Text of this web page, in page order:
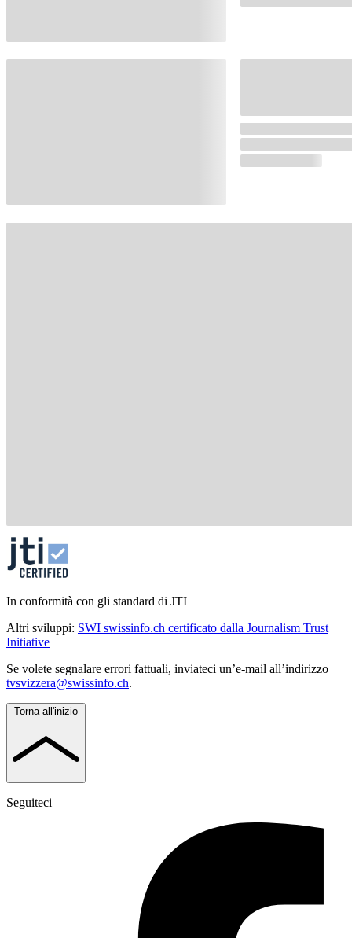
In conformità con gli standard di JTI
Altri sviluppi: SWI swissinfo.ch certificato dalla Journalism Trust
Initiative
Se volete segnalare errori fattuali, inviateci un’e-mail all’indirizzo
tvsvizzera@swissinfo.ch.
Torna all'inizio
Seguiteci